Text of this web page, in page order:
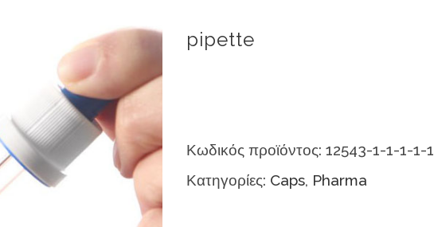
pipette
Κωδικός προϊόντος: 12543-1-1-1-1-
Κατηγορίες: Caps, Pharma